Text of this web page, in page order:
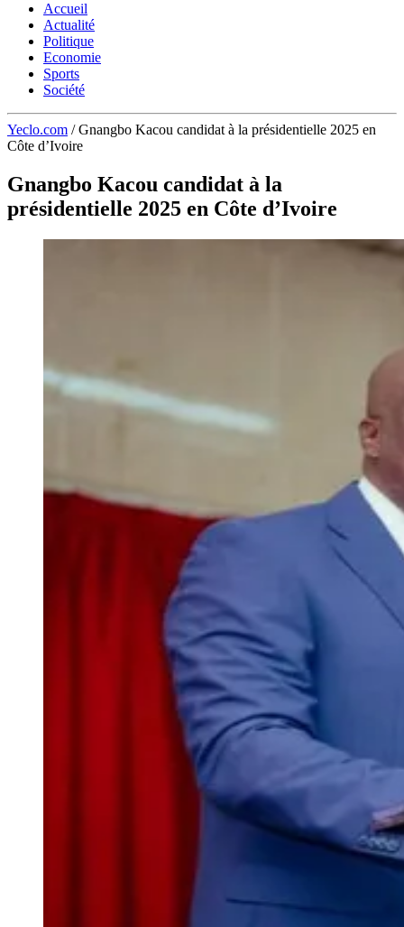
Accueil
Actualité
Politique
Economie
Sports
Société
Yeclo.com / Gnangbo Kacou candidat à la présidentielle 2025 en
Côte d’Ivoire
Gnangbo Kacou candidat à la
présidentielle 2025 en Côte d’Ivoire